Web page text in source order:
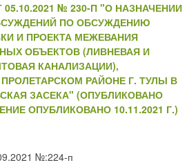
№ 230-П "О НАЗНАЧЕНИИ
ПО ОБСУЖДЕНИЮ
И ПРОЕКТА МЕЖЕВАНИЯ
ОБЪЕКТОВ (ЛИВНЕВАЯ И
КАНАЛИЗАЦИИ),
РАЙОНЕ Г. ТУЛЫ В
ЗАСЕКА" (ОПУБЛИКОВАНО
ОПУБЛИКОВАНО 10.11.2021 Г.)
№:224-п